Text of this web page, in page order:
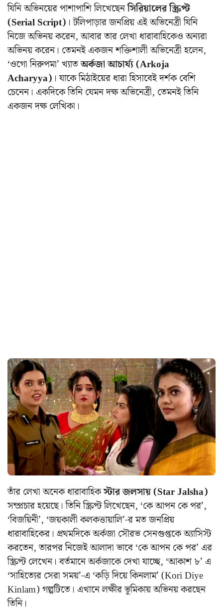
যিনি অভিনয়ের পাশাপাশি লিখেছেনসিরিয়ালের স্ক্রিপ্ট
(Serial Script) । টলিপাড়ার জনপ্রিয় এই অভিনেত্রী যিনি
নিজে অভিনয় করেন, আবার তার লেখা ধারাবাহিকেও অন্যরা
অভিনয় করেন। তেমনই একজন শক্তিশালী অভিনেত্রী হলেন,
‘ওগো নিরুপমা’ খ্যাতঅর্কজা আচার্য্য (Arkoja
Acharyya) । যাকে মিঠাইয়ের ধারা হিসাবেই দর্শক বেশি
চেনেন। একদিকে তিনি যেমন দক্ষ অভিনেত্রী, তেমনই তিনি
একজন দক্ষ লেখিকা।
তাঁর লেখা অনেক ধারাবাহিকস্টার জলসায় (Star Jalsha)
সম্প্রচার হয়েছে। তিনি স্ক্রিপ্ট লিখেছেন, ‘কে আপন কে পর’,
‘বিজয়িনী’, ‘জয়কালী কলকত্তায়ালি’-র মত জনপ্রিয়
ধারাবাহিকের। প্রথমদিকে অর্কজা সৌরভ সেনগুপ্তকে অ্যাসিস্ট
করতেন, তারপর নিজেই আলাদা ভাবে ‘কে আপন কে পর’ এর
স্ক্রিপ্ট লেখেন। বর্তমানে অর্কজাকে দেখা যাচ্ছে, ‘আকাশ ৮’ এ
‘সাহিত্যের সেরা সময়’-এ ‘কড়ি দিয়ে কিনলাম’ (Kori Diye
Kinlam) গল্পটিতে। এখানে লক্ষীর ভূমিকায় অভিনয় করছেন
তিনি।